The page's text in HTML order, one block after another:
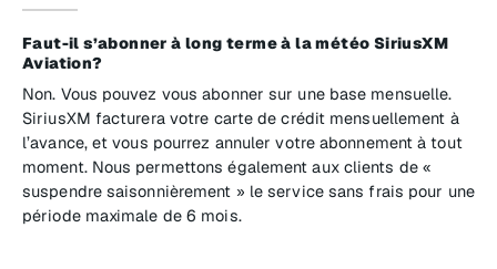
Faut-il s’abonner à long terme à la météo SiriusXM
Aviation?
Non. Vous pouvez vous abonner sur une base mensuelle.
SiriusXM facturera votre carte de crédit mensuellement à
l’avance, et vous pourrez annuler votre abonnement à tout
moment. Nous permettons également aux clients de «
suspendre saisonnièrement » le service sans frais pour une
période maximale de 6 mois.